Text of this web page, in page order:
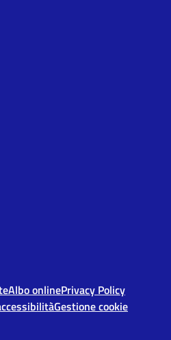
Albo onlinePrivacy Policy
Gestione cookie